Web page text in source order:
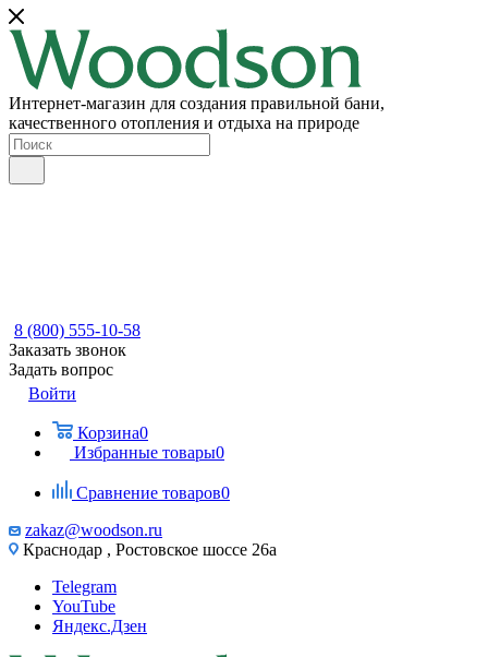
Интернет-магазин для создания правильной бани,
качественного отопления и отдыха на природе
8 (800) 555-10-58
Заказать звонок
Задать вопрос
Войти
Корзина0
Избранные товары0
Сравнение товаров0
zakaz@woodson.ru
Краснодар , Ростовское шоссе 26а
Telegram
YouTube
Яндекс.Дзен